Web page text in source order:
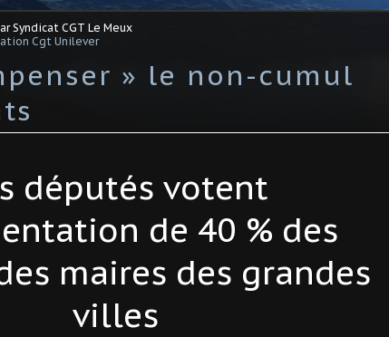
Syndicat CGT Le Meux
Cgt Unilever
» le non-cumul
députés votent
de 40 % des
maires des grandes
villes